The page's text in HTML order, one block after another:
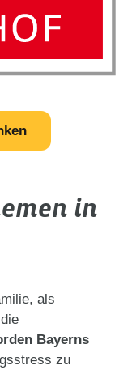
in
als
Bayerns
zu